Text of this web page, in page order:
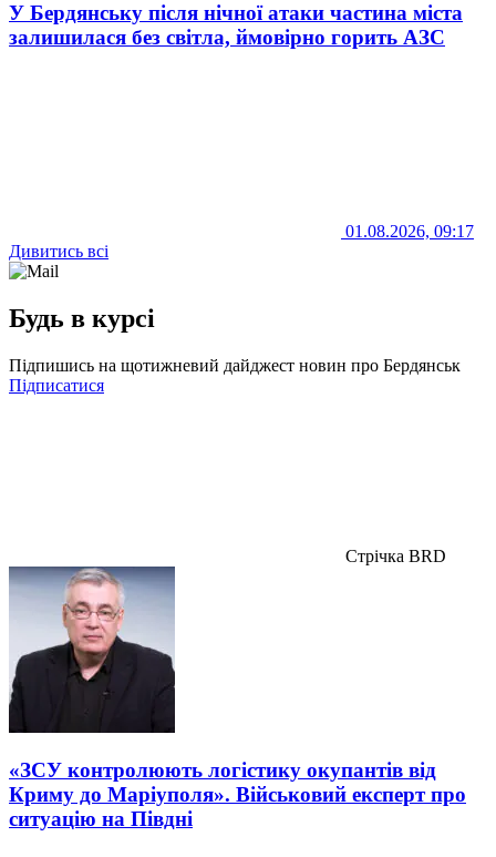
У Бердянську після нічної атаки частина міста
залишилася без світла, ймовірно горить АЗС
01.08.2026, 09:17
Дивитись всі
Будь в курсі
Підпишись на щотижневий дайджест новин про Бердянськ
Підписатися
Стрічка BRD
«ЗСУ контролюють логістику окупантів від
Криму до Маріуполя». Військовий експерт про
ситуацію на Півдні